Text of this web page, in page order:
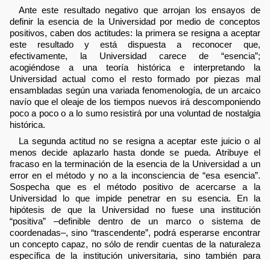
Ante este resultado negativo que arrojan los ensayos de
definir la esencia de la Universidad por medio de conceptos
positivos, caben dos actitudes: la primera se resigna a aceptar
este resultado y está dispuesta a reconocer que,
efectivamente, la Universidad carece de “esencia”;
acogiéndose a una teoría histórica e interpretando la
Universidad actual como el resto formado por piezas mal
ensambladas según una variada fenomenología, de un arcaico
navío que el oleaje de los tiempos nuevos irá descomponiendo
poco a poco o a lo sumo resistirá por una voluntad de nostalgia
histórica.
La segunda actitud no se resigna a aceptar este juicio o al
menos decide aplazarlo hasta donde se pueda. Atribuye el
fracaso en la terminación de la esencia de la Universidad a un
error en el método y no a la inconsciencia de “esa esencia”.
Sospecha que es el método positivo de acercarse a la
Universidad lo que impide penetrar en su esencia. En la
hipótesis de que la Universidad no fuese una institución
“positiva” –definible dentro de un marco o sistema de
coordenadas–, sino “trascendente”, podrá esperarse encontrar
un concepto capaz, no sólo de rendir cuentas de la naturaleza
específica de la institución universitaria, sino también para